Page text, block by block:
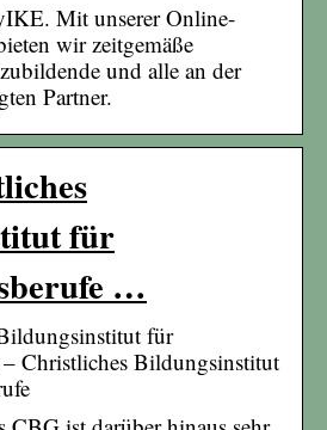
Mit unserer Online-
wir zeitgemäße
und alle an der
Partner.
für
…
für
– Christliches Bildungsinstitut